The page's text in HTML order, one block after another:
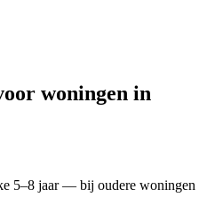
woningen in
5–8 jaar — bij oudere woningen